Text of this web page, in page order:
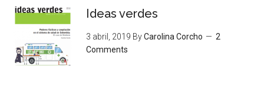
Ideas verdes
3 abril, 2019 ByCarolina Corcho
2
Comments